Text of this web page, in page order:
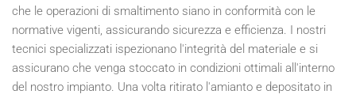
che le operazioni di smaltimento siano in conformità con le
normative vigenti, assicurando sicurezza e efficienza. I nostri
tecnici specializzati ispezionano l'integrità del materiale e si
assicurano che venga stoccato in condizioni ottimali all'interno
del nostro impianto. Una volta ritirato l'amianto e depositato in